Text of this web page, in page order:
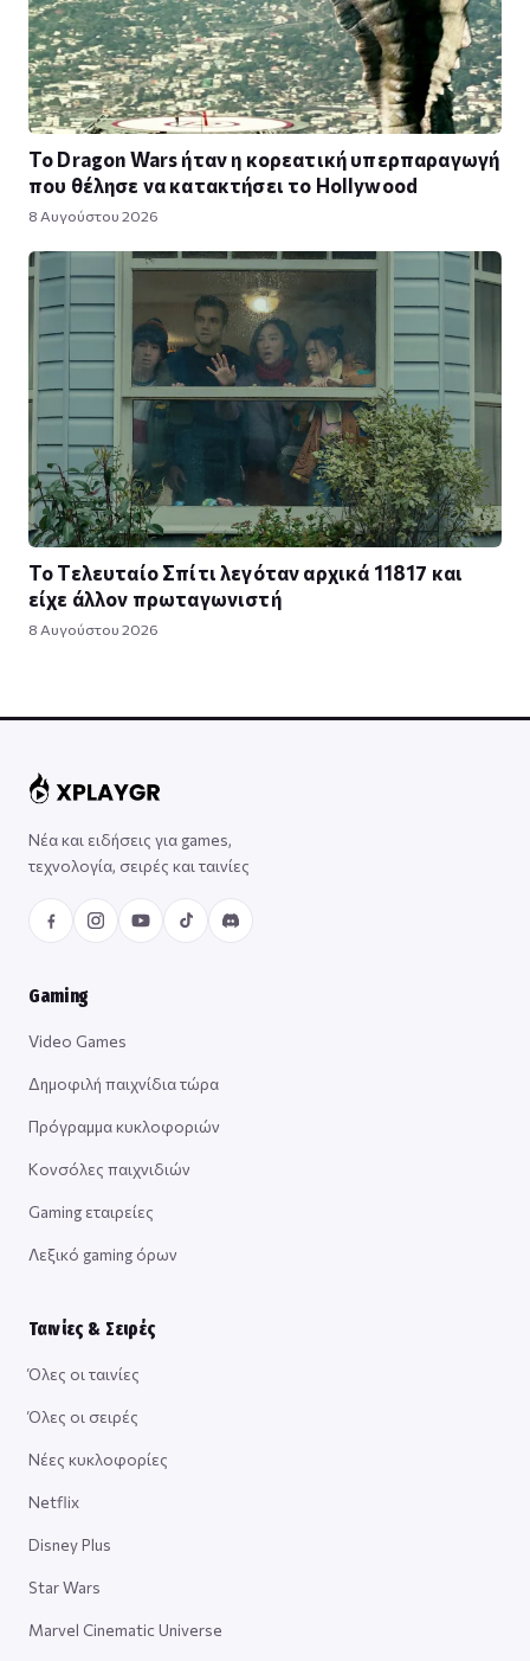
Το Dragon Wars ήταν η κορεατική υπερπαραγωγή
που θέλησε να κατακτήσει το Hollywood
8 Αυγούστου 2026
Το Τελευταίο Σπίτι λεγόταν αρχικά 11817 και
είχε άλλον πρωταγωνιστή
8 Αυγούστου 2026
Νέα και ειδήσεις για games,
τεχνολογία, σειρές και ταινίες
Gaming
Video Games
Δημοφιλή παιχνίδια τώρα
Πρόγραμμα κυκλοφοριών
Κονσόλες παιχνιδιών
Gaming εταιρείες
Λεξικό gaming όρων
Ταινίες & Σειρές
Όλες οι ταινίες
Όλες οι σειρές
Νέες κυκλοφορίες
Netflix
Disney Plus
Star Wars
Marvel Cinematic Universe